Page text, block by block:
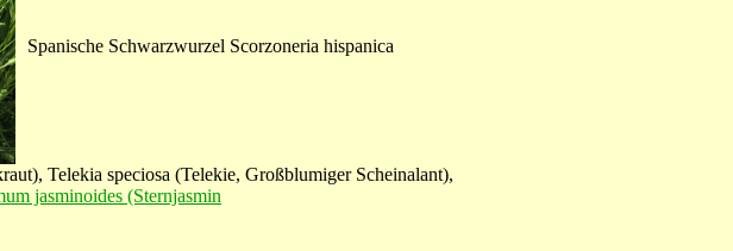
Spanische Schwarzwurzel Scorzoneria hispanica
Telekia speciosa (Telekie, Großblumiger Scheinalant),
jasminoides (Sternjasmin